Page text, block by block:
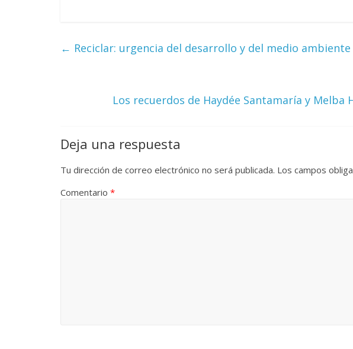
← Reciclar: urgencia del desarrollo y del medio ambiente
Los recuerdos de Haydée Santamaría y Melba
Deja una respuesta
Tu dirección de correo electrónico no será publicada. Los campos
Comentario *
Terror chamánico coreano
dramática argentina
29 diciembre, 2025